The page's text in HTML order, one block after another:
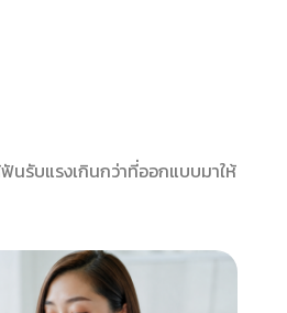
นรับแรงเกินกว่าที่ออกแบบมาให้